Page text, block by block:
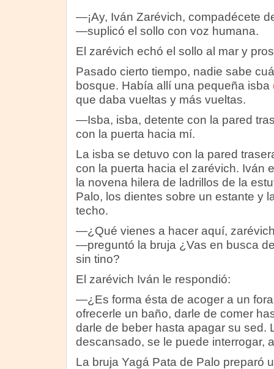
—¡Ay, Iván Zarévich, compadécete
—suplicó el sollo con voz humana.
El zarévich echó el sollo al mar y
Pasado cierto tiempo, nadie sabe
bosque. Había allí una pequeña isba
que daba vueltas y más vueltas.
—Isba, isba, detente con la pared
con la puerta hacia mí.
La isba se detuvo con la pared
con la puerta hacia el zarévich. Iván
la novena hilera de ladrillos de la
Palo, los dientes sobre un estante y
techo.
—¿Qué vienes a hacer aquí,
—preguntó la bruja ¿Vas en busca
sin tino?
El zarévich Iván le respondió:
—¿Es forma ésta de acoger a un
ofrecerle un baño, darle de comer
darle de beber hasta apagar su sed.
descansado, se le puede interrogar,
La bruja Yagá Pata de Palo preparó